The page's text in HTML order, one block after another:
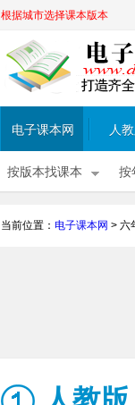
根据城市选择课本版本
电子课本网 人
按版本找课本 按
当前位置： 电子课本网 > 六